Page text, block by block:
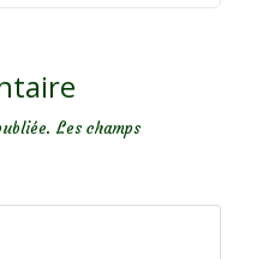
Les champs